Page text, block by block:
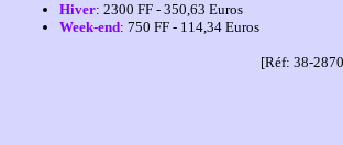
Hiver: 2300 FF - 350,63 Euros
Week-end: 750 FF - 114,34 Euros
[Réf: 38-